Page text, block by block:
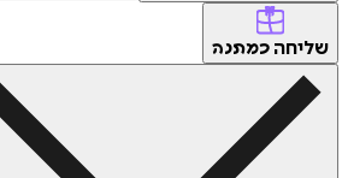
שליחה כמתנה